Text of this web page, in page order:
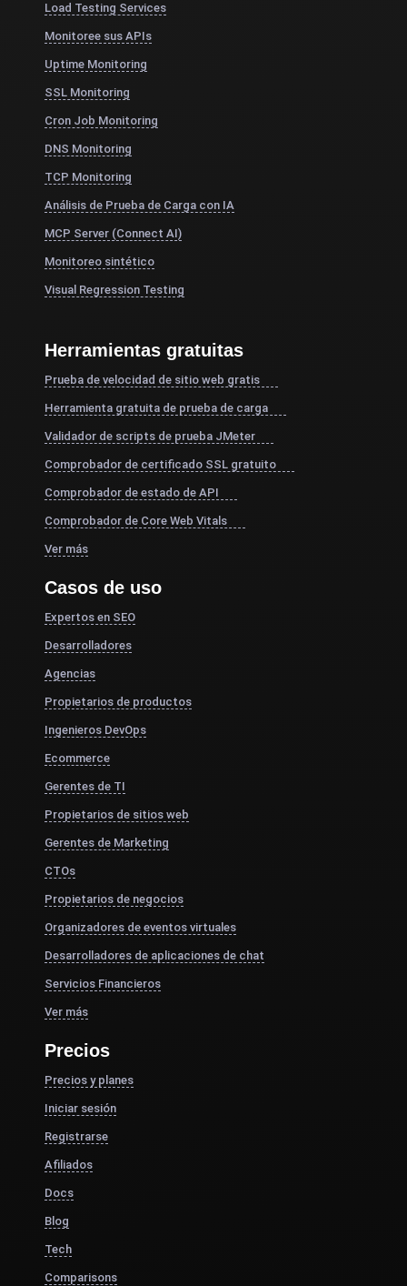
Load Testing Services
Monitoree sus APIs
Uptime Monitoring
SSL Monitoring
Cron Job Monitoring
DNS Monitoring
TCP Monitoring
Análisis de Prueba de Carga con IA
MCP Server (Connect AI)
Monitoreo sintético
Visual Regression Testing
Herramientas gratuitas
Prueba de velocidad de sitio web gratis
Herramienta gratuita de prueba de carga
Validador de scripts de prueba JMeter
Comprobador de certificado SSL gratuito
Comprobador de estado de API
Comprobador de Core Web Vitals
Ver más
Casos de uso
Expertos en SEO
Desarrolladores
Agencias
Propietarios de productos
Ingenieros DevOps
Ecommerce
Gerentes de TI
Propietarios de sitios web
Gerentes de Marketing
CTOs
Propietarios de negocios
Organizadores de eventos virtuales
Desarrolladores de aplicaciones de chat
Servicios Financieros
Ver más
Precios
Precios y planes
Iniciar sesión
Registrarse
Afiliados
Docs
Blog
Tech
Comparisons